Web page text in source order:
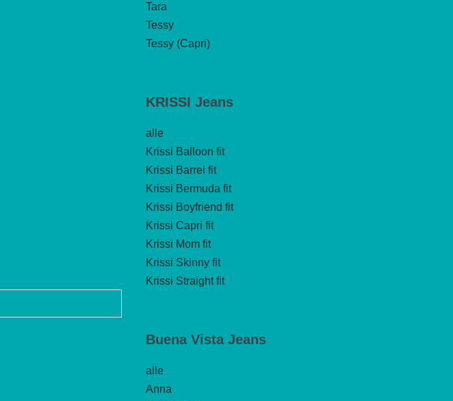
Tara
Tessy
Tessy (Capri)
KRISSI Jeans
alle
Krissi Balloon fit
Krissi Barrel fit
Krissi Bermuda fit
Krissi Boyfriend fit
Krissi Capri fit
Krissi Mom fit
Krissi Skinny fit
Krissi Straight fit
Buena Vista Jeans
alle
Anna